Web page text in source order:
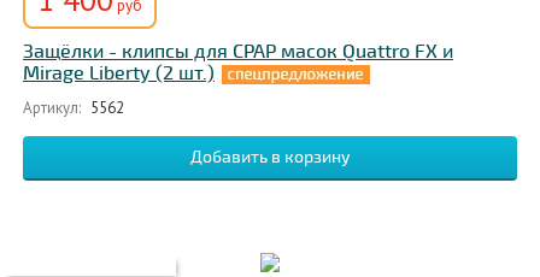
руб
Защёлки - клипсы для CPAP масок Quattro FX и
Mirage Liberty (2 шт.)
Артикул: 5562